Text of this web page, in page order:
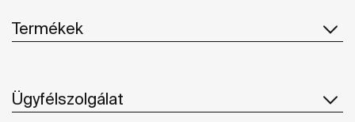
Termékek
Ügyfélszolgálat